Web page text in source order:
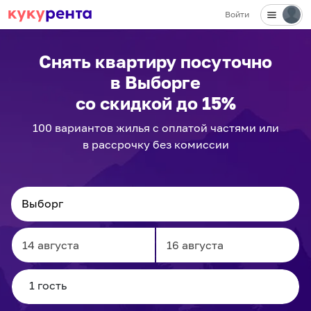
Войти
Снять квартиру посуточно
в Выборге
со скидкой до 15%
100 вариантовжилья с оплатой частями или
в рассрочку без комиссии
Navigate
forward
to
Navigate
to
✕